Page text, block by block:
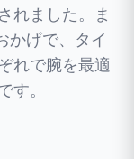
れました。ま
かげで、タイ
れで腕を最適
す。